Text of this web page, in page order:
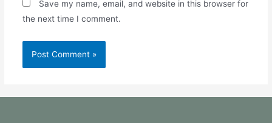
Save my name, email, and website in this browser for
the next time I comment.